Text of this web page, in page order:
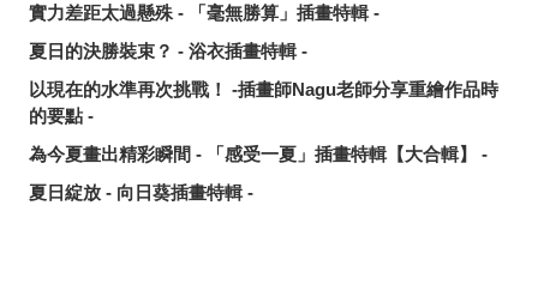
實力差距太過懸殊 - 「毫無勝算」插畫特輯 -
夏日的決勝裝束？ - 浴衣插畫特輯 -
以現在的水準再次挑戰！ -插畫師Nagu老師分享重繪作品時
的要點 -
為今夏畫出精彩瞬間 - 「感受一夏」插畫特輯【大合輯】 -
夏日綻放 - 向日葵插畫特輯 -